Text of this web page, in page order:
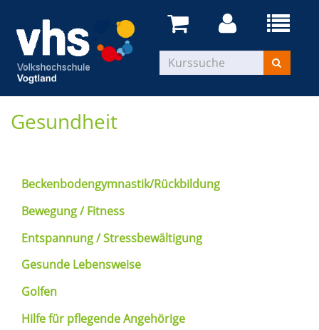
Gesundheit
Beckenbodengymnastik/Rückbildung
Bewegung / Fitness
Entspannung / Stressbewältigung
Gesunde Lebensweise
Golfen
Hilfe für pflegende Angehörige